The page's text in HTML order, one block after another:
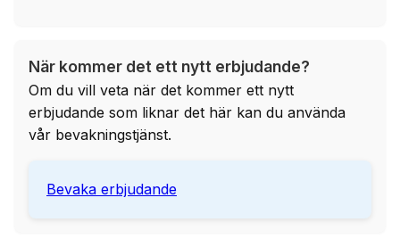
När kommer det ett nytt erbjudande?
Om du vill veta när det kommer ett nytt
erbjudande som liknar det här kan du använda
vår bevakningstjänst.
Bevaka erbjudande